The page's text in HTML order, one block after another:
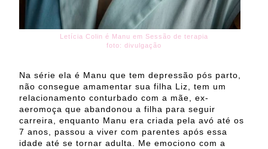
Letícia Colin é Manu em Sessão de terapia
foto: divulgação
Na série ela é Manu que tem depressão pós parto,
não consegue amamentar sua filha Liz, tem um
relacionamento conturbado com a mãe, ex-
aeromoça que abandonou a filha para seguir
carreira, enquanto Manu era criada pela avó até os
7 anos, passou a viver com parentes após essa
idade até se tornar adulta. Me emociono com a